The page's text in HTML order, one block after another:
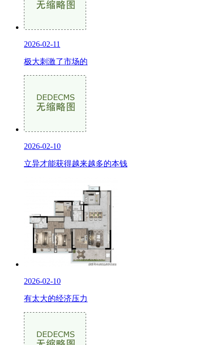
2026-02-11
极大刺激了市场的
2026-02-10
立异才能获得越来越多的本钱
2026-02-10
有太大的经济压力